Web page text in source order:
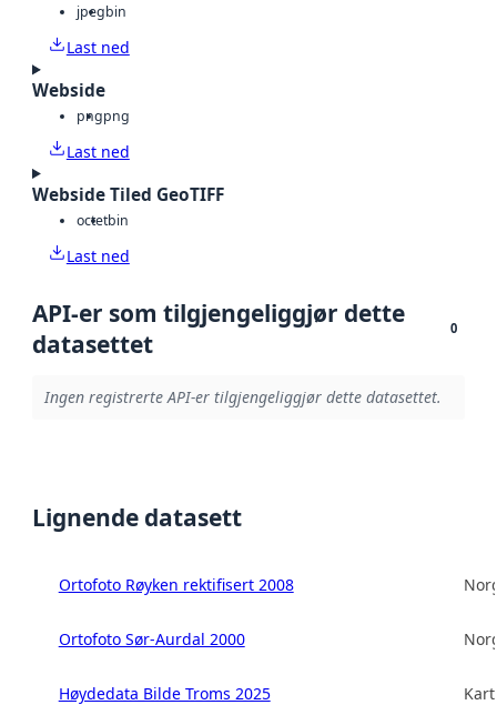
jpegbin
Last ned
Webside
pngpng
Last ned
Webside Tiled GeoTIFF
octetbin
Last ned
API-er som tilgjengeliggjør dette
datasettet
0
Ingen registrerte API-er tilgjengeliggjør dette datasettet.
Lignende datasett
Ortofoto Røyken rektifisert 2008
Ortofoto Sør-Aurdal 2000
Høydedata Bilde Troms 2025